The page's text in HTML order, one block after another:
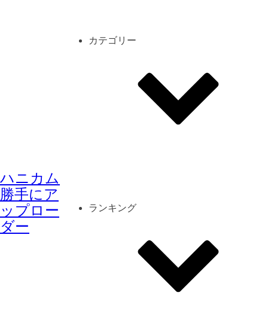
ハニカム
勝手にア
ップロー
ダー
カテゴリー
ランキング